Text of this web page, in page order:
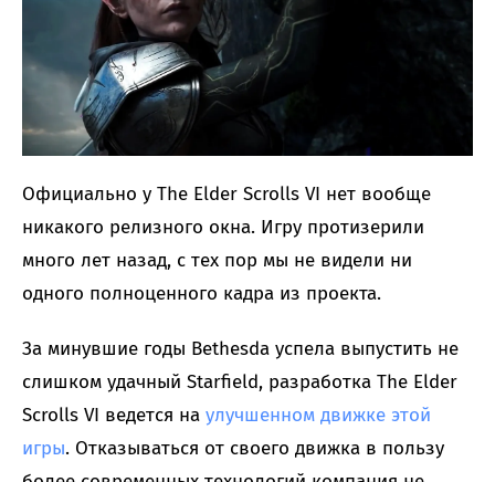
Официально у The Elder Scrolls VI нет вообще
никакого релизного окна. Игру протизерили
много лет назад, с тех пор мы не видели ни
одного полноценного кадра из проекта.
За минувшие годы Bethesda успела выпустить не
слишком удачный Starfield, разработка The Elder
Scrolls VI ведется на улучшенном движке этой
игры. Отказываться от своего движка в пользу